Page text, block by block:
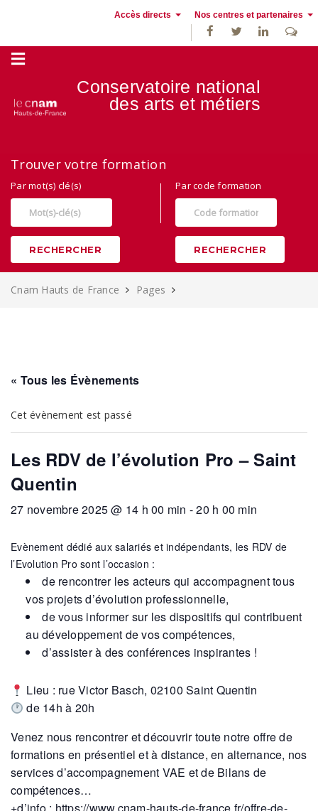
Accès directs Nos centres et partenaires
France
Conservatoire national
des arts et métiers
Trouver votre formation
Par mot(s) clé(s)
RECHERCHER
Par code formation
RECHERCHER
Cnam Hauts de France Pages
« Tous les Évènements
Cet évènement est passé
Les RDV de l’évolution Pro – Saint
Quentin
27 novembre 2025 @ 14 h 00 min -20 h 00 min
Evènement dédié aux salariés et indépendants, les RDV de
l’Evolution Pro sont l’occasion :
de rencontrer les acteurs qui accompagnent tous
vos projets d’évolution professionnelle,
de vous informer sur les dispositifs qui contribuent
au développement de vos compétences,
d’assister à des conférences inspirantes !
Lieu : rue Victor Basch, 02100 Saint Quentin
de 14h à 20h
Venez nous rencontrer et découvrir toute notre offre de
formations en présentiel et à distance, en alternance, nos
services d’accompagnement VAE et de Bilans de
compétences…